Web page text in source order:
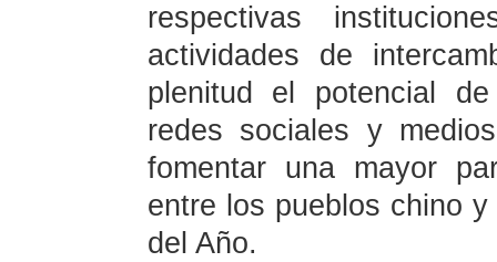
respectivas
actividades de
plenitud el potencial
redes sociales y
fomentar una mayor
entre los pueblos chino
del Año.